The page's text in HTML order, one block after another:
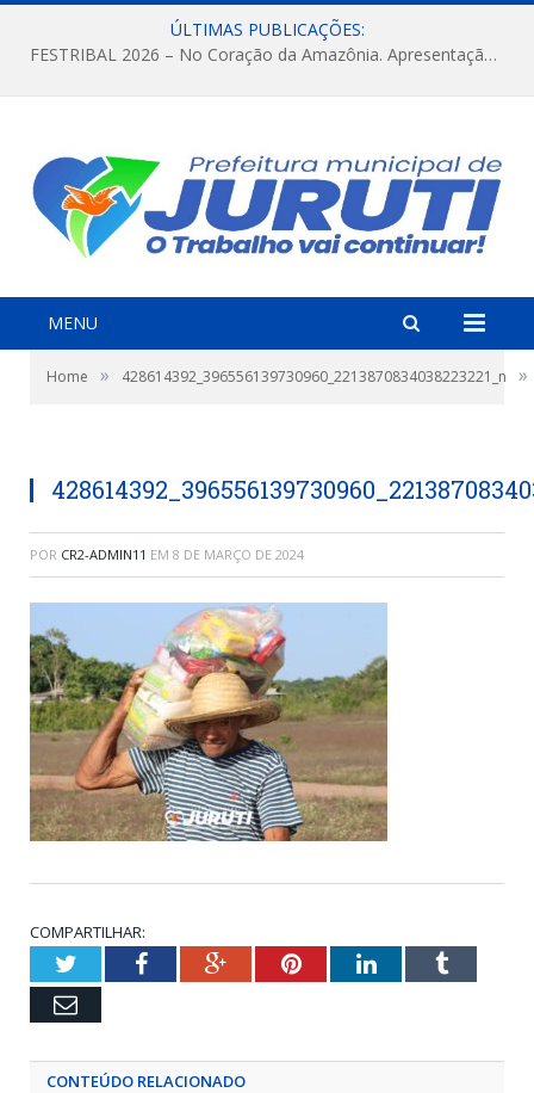
ÚLTIMAS PUBLICAÇÕES:
FESTRIBAL 2026 – No Coração da Amazônia. Apresentação da Munduruku.
MENU
Home » 428614392_396556139730960_2213870834038223221_n »
POR CR2-ADMIN11 EM 8 DE MARÇO DE 2024
COMPARTILHAR:
TwitterFacebookGoogle+PinterestLinkedInTumblr
Email
CONTEÚDO RELACIONADO